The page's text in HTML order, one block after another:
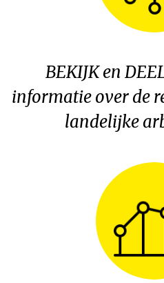
BEKIJK en
informatie over de
landelijke